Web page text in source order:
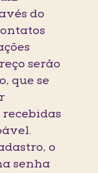
do
serão
que se
o
senha